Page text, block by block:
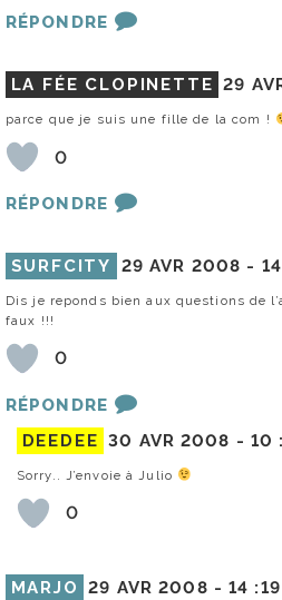
RÉPONDRE
LA FÉE CLOPINETTE 29
parce que je suis une fille de la com !
0
RÉPONDRE
SURFCITY 29 AVR 2008 -
Dis je reponds bien aux questions de
faux !!!
0
RÉPONDRE
DEEDEE 30 AVR 2008 - 10
Sorry.. J’envoie à Julio
0
MARJO 29 AVR 2008 -14 :19